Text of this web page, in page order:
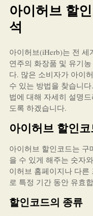
아이허브 할
석
아이허브(iHerb)는 전
연주의 화장품 및 유기
다. 많은 소비자가 아이
수 있는 방법을 찾습니
법에 대해 자세히 설명
도록 하겠습니다.
아이허브 할인
아이허브 할인코드는
을 수 있게 해주는 숫자
이허브 홈페이지나 다
로 특정 기간 동안 유효
할인코드의 종류